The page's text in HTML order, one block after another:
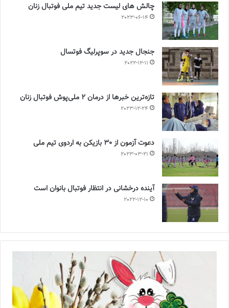
چالش هاى ليست جدید تيم ملى فوتبال زنان
2023-06-14
جنجال جدید در سوپرلیگ فوتسال
2022-12-11
تازه‌ترین خبرها از درمان ۲ ملی‌پوش فوتبال زنان
2023-12-24
دعوت آزمون از 30 بازیکن به اردوی تیم ملی
2023-03-21
آینده درخشانی در انتظار فوتبال بانوان است
2022-12-10